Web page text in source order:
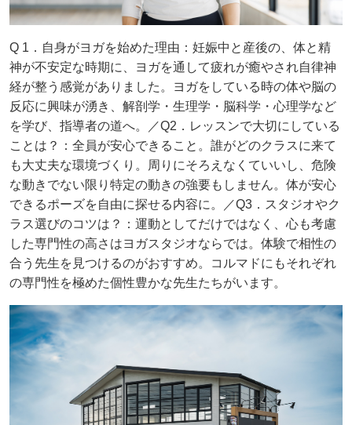
Q 1．自身がヨガを始めた理由：妊娠中と産後の、体と精
神が不安定な時期に、ヨガを通して疲れが癒やされ自律神
経が整う感覚がありました。ヨガをしている時の体や脳の
反応に興味が湧き、解剖学・生理学・脳科学・心理学など
を学び、指導者の道へ。／Q2．レッスンで大切にしている
ことは？：全員が安心できること。誰がどのクラスに来て
も大丈夫な環境づくり。周りにそろえなくていいし、危険
な動きでない限り特定の動きの強要もしません。体が安心
できるポーズを自由に探せる内容に。／Q3．スタジオやク
ラス選びのコツは？：運動としてだけではなく、心も考慮
した専門性の高さはヨガスタジオならでは。体験で相性の
合う先生を見つけるのがおすすめ。コルマドにもそれぞれ
の専門性を極めた個性豊かな先生たちがいます。